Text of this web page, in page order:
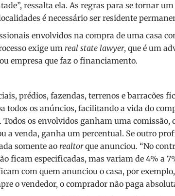
ressalta ela. As regras para se tornar um
é necessário ser residente
envolvidos na compra de uma casa
exige um real state lawyer, que é um
empresa que faz o financiamento.
prédios, fazendas, terrenos e barracões
todos os anúncios, facilitando a vida do
os envolvidos ganham uma comissão,
a venda, ganha um percentual. Se outro
somente ao realtorque anunciou. “No
ficam especificadas, mas variam de 4% a
com quem anunciou o casa, por
o vendedor, o comprador não paga